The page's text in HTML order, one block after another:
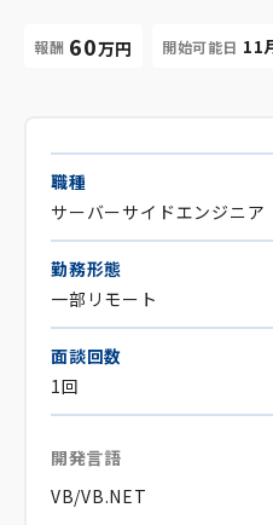
報酬 60万円 開始可能日 11
職種
サーバーサイドエンジニア
勤務形態
一部リモート
面談回数
1回
開発言語
VB/VB.NET